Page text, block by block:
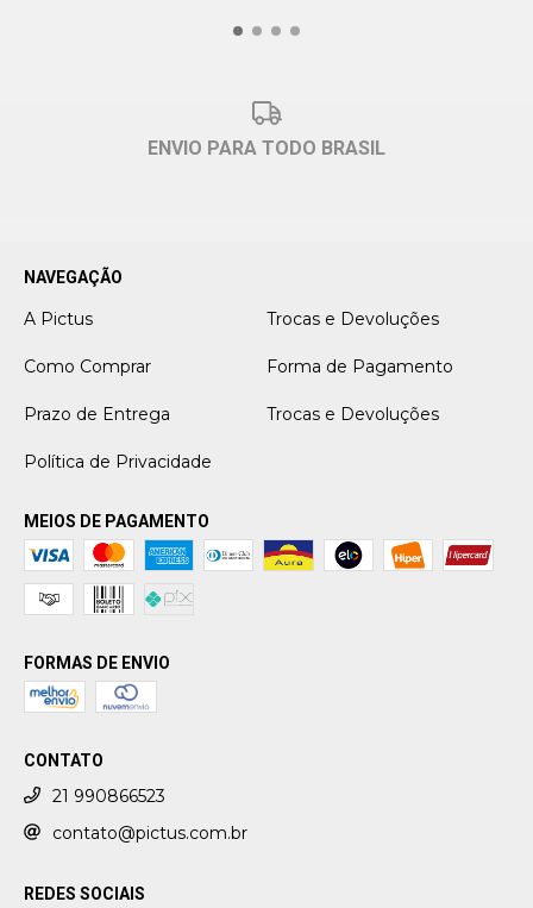
ENVIO PARA TODO BRASIL
NAVEGAÇÃO
A Pictus Trocas e Devoluções
Como Comprar Forma de Pagamento
Prazo de Entrega Trocas e Devoluções
Política de Privacidade
MEIOS DE PAGAMENTO
FORMAS DE ENVIO
CONTATO
21 990866523
contato@pictus.com.br
REDES SOCIAIS